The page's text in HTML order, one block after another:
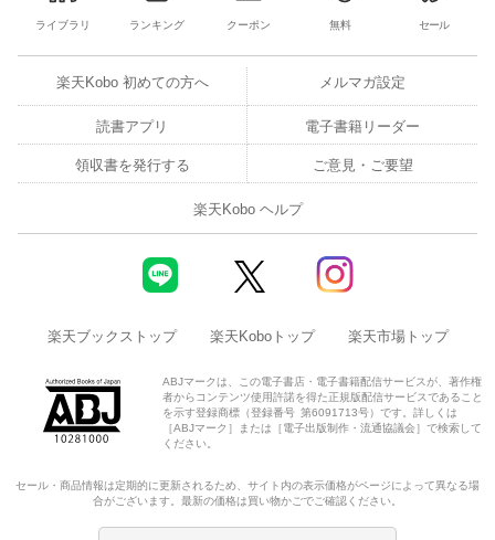
ライブラリ ランキング クーポン 無料 セール
楽天Kobo 初めての方へ メルマガ設定
読書アプリ 電子書籍リーダー
領収書を発行する ご意見・ご要望
楽天Kobo ヘルプ
楽天ブックストップ 楽天Koboトップ 楽天市場トップ
ABJマークは、この電子書店・電子書籍配信サービスが、著作権
者からコンテンツ使用許諾を得た正規版配信サービスであること
を示す登録商標（登録番号 第6091713号）です。詳しくは
［ABJマーク］または［電子出版制作・流通協議会］で検索して
ください。
セール・商品情報は定期的に更新されるため、サイト内の表示価格がページによって異なる場
合がございます。最新の価格は買い物かごでご確認ください。